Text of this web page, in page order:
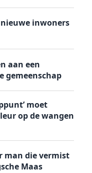
inwoners
aan een
gemeenschap
moet
op de wangen
man die vermist
Maas